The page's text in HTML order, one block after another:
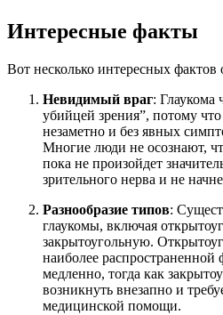
Интересные факты
Вот несколько интересных фактов
Невидимый враг: Глаукома
убийцей зрения”, потому
незаметно и без явных
Многие люди не осознают,
пока не произойдет
зрительного нерва и не
Разнообразие типов:
глаукомы, включая
закрытоугольную.
наиболее распространенной
медленно, тогда как
возникнуть внезапно и
медицинской помощи.